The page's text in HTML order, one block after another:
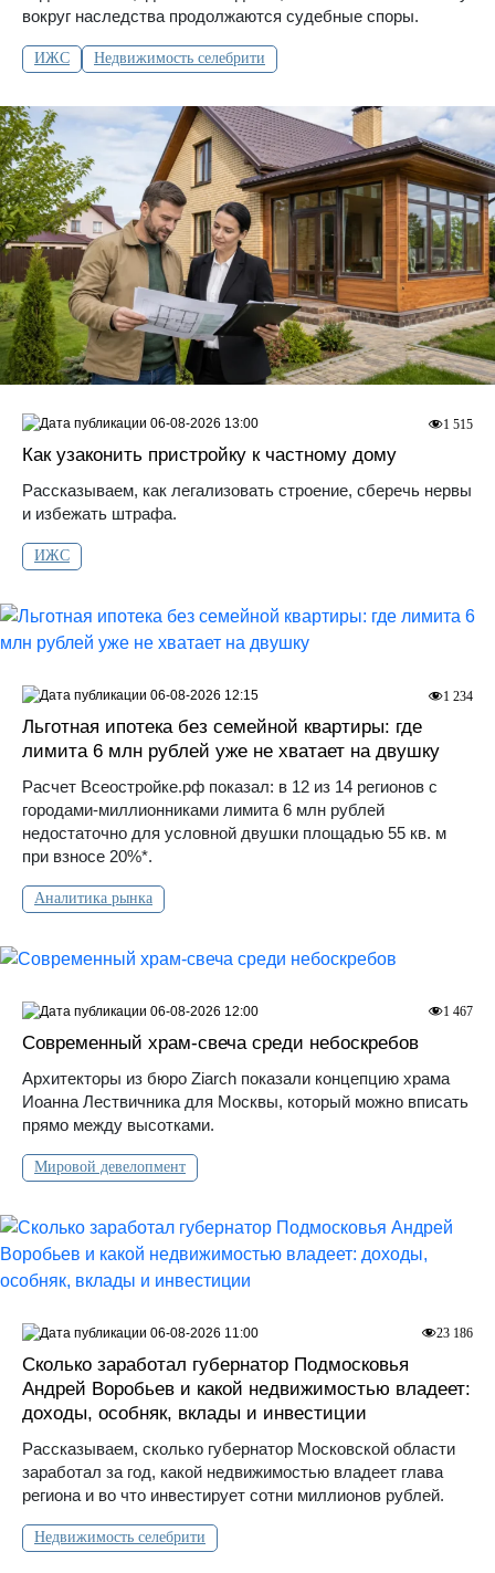
вокруг наследства продолжаются судебные споры.
ИЖС Недвижимость селебрити
Как узаконить пристройку к частному дому
Рассказываем, как легализовать строение, сберечь нервы
и избежать штрафа.
ИЖС
1 515
06-08-2026 13:00
Льготная ипотека без семейной квартиры: где
лимита 6 млн рублей уже не хватает на двушку
Расчет Всеостройке.рф показал: в 12 из 14 регионов с
городами-миллионниками лимита 6 млн рублей
недостаточно для условной двушки площадью 55 кв. м
при взносе 20%*.
Аналитика рынка
1 234
06-08-2026 12:15
Современный храм-свеча среди небоскребов
Архитекторы из бюро Ziarch показали концепцию храма
Иоанна Лествичника для Москвы, который можно вписать
прямо между высотками.
Мировой девелопмент
1 467
06-08-2026 12:00
Сколько заработал губернатор Подмосковья
Андрей Воробьев и какой недвижимостью владеет:
доходы, особняк, вклады и инвестиции
Рассказываем, сколько губернатор Московской области
заработал за год, какой недвижимостью владеет глава
региона и во что инвестирует сотни миллионов рублей.
Недвижимость селебрити
23 186
06-08-2026 11:00